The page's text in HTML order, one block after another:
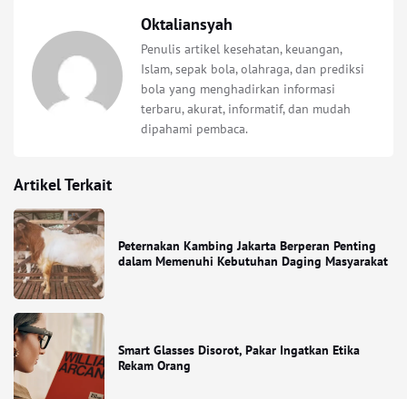
Oktaliansyah
Penulis artikel kesehatan, keuangan,
Islam, sepak bola, olahraga, dan prediksi
bola yang menghadirkan informasi
terbaru, akurat, informatif, dan mudah
dipahami pembaca.
Artikel Terkait
Peternakan Kambing Jakarta Berperan Penting
dalam Memenuhi Kebutuhan Daging Masyarakat
Smart Glasses Disorot, Pakar Ingatkan Etika
Rekam Orang